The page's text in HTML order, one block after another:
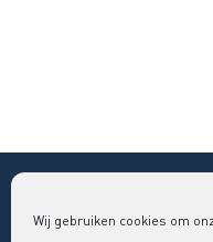
Wij gebruiken cookies om